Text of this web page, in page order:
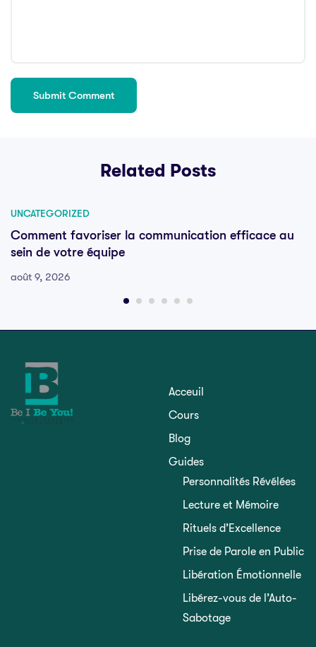
Related Posts
UNCATEGORIZED
Comment favoriser la communication efficace au
sein de votre équipe
août 9, 2026
Acceuil
Cours
Blog
Guides
Personnalités Révélées
Lecture et Mémoire
Rituels d’Excellence
Prise de Parole en Public
Libération Émotionnelle
Libérez-vous de l’Auto-
Sabotage